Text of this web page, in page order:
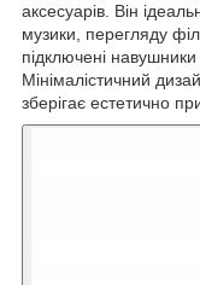
аксесуарів. Він
музики, перегляду
підключені
Мінімалістичний
зберігає естетично